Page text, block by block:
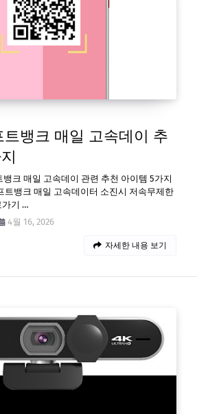
트뱅크 매일 고속데이 추
크 매일 고속데이 관련 추천 아이템 5가지
트뱅크 매일 고속데이터 소진시 저속무제한
가기 …
4월 16, 2026
자세한 내용 보기